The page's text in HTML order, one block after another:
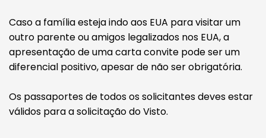
Caso a família esteja indo aos EUA para visitar um
outro parente ou amigos legalizados nos EUA, a
apresentação de uma carta convite pode ser um
diferencial positivo, apesar de não ser obrigatória.
Os passaportes de todos os solicitantes deves estar
válidos para a solicitação do Visto.